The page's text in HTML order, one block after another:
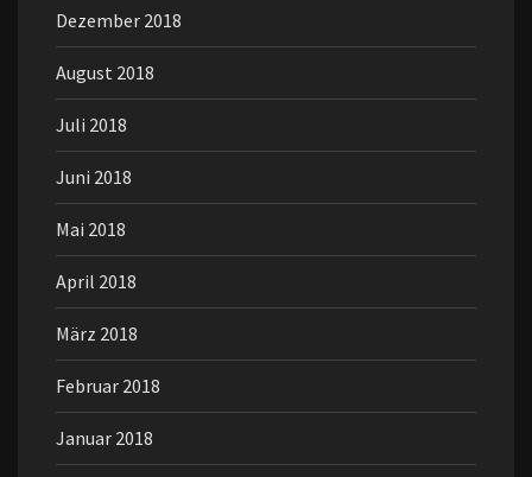
Dezember 2018
August 2018
Juli 2018
Juni 2018
Mai 2018
April 2018
März 2018
Februar 2018
Januar 2018